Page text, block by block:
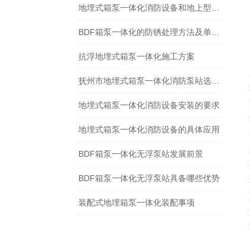
抗浮地埋式箱泵一体化施工方案
地埋式箱泵一体化消防设备安装的要求
地埋式箱泵一体化消防设备的具体应用
BDF箱泵一体化无浮泵站发展前景
BDF箱泵一体化无浮泵站具备哪些优势
装配式地埋箱泵一体化装配事项